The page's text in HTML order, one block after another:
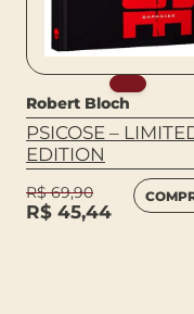
Robert Bloch
PSICOSE –
EDITION
R$69,90
R$ 45,44